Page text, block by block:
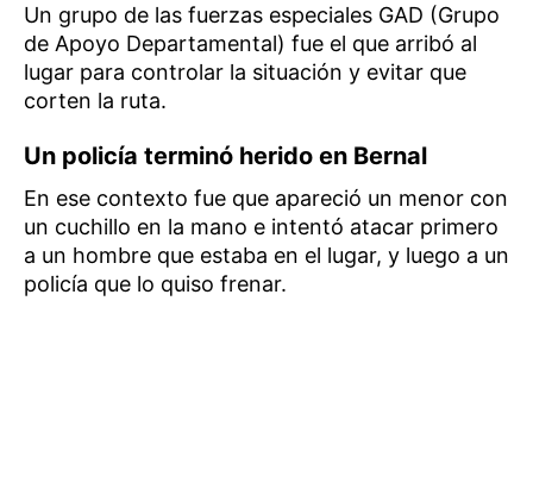
Un grupo de las fuerzas especiales GAD (Grupo
de Apoyo Departamental) fue el que arribó al
lugar para controlar la situación y evitar que
corten la ruta.
Un policía terminó herido en Bernal
En ese contexto fue que apareció un menor con
un cuchillo en la mano e intentó atacar primero
a un hombre que estaba en el lugar, y luego a un
policía que lo quiso frenar.